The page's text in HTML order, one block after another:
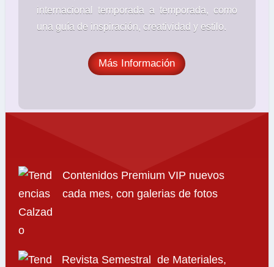
internacional temporada a temporada, como
una guía de inspiración, creatividad y estilo.
Más Información
Contenidos Premium VIP nuevos
cada mes, con galerias de fotos
Revista Semestral de Materiales,